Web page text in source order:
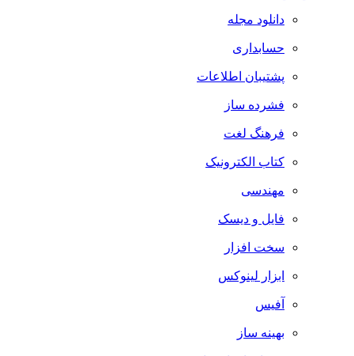
دانلود مجله
حسابداری
پشتیبان اطلاعات
فشرده ساز
فرهنگ لغت
کتاب الکترونیک
مهندسی
فایل و دیسک
سخت افزار
ابزار لینوکس
آفیس
بهینه ساز